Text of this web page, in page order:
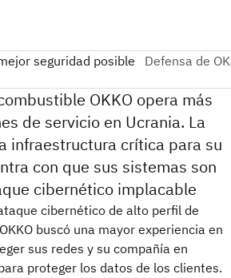
OKKO opera más
de servicio en Ucrania. La
infraestructura crítica para su
con que sus sistemas son
cibernético implacable
cibernético de alto perfil de
buscó una mayor experiencia en
sus redes y su compañía en
proteger los datos de los clientes.